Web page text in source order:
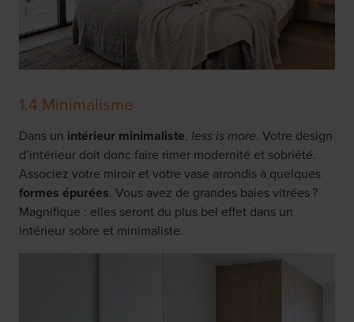
1.4 Minimalisme
Dans un intérieur minimaliste, less is more. Votre design
d’intérieur doit donc faire rimer modernité et sobriété.
Associez votre miroir et votre vase arrondis à quelques
formes épurées. Vous avez de grandes baies vitrées ?
Magnifique : elles seront du plus bel effet dans un
intérieur sobre et minimaliste.